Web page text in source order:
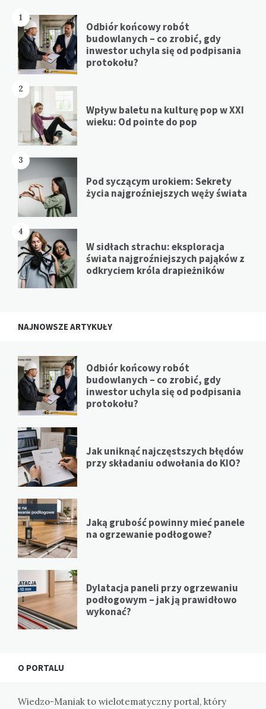
1
Odbiór końcowy robót
budowlanych – co zrobić, gdy
inwestor uchyla się od podpisania
protokołu?
2
Wpływ baletu na kulturę pop w XXI
wieku: Od pointe do pop
3
Pod syczącym urokiem: Sekrety
życia najgroźniejszych węży świata
4
W sidłach strachu: eksploracja
świata najgroźniejszych pająków z
odkryciem króla drapieżników
NAJNOWSZE ARTYKUŁY
Odbiór końcowy robót
budowlanych – co zrobić, gdy
inwestor uchyla się od podpisania
protokołu?
Jak uniknąć najczęstszych błędów
przy składaniu odwołania do KIO?
Jaką grubość powinny mieć panele
na ogrzewanie podłogowe?
Dylatacja paneli przy ogrzewaniu
podłogowym – jak ją prawidłowo
wykonać?
O PORTALU
Wiedzo-Maniak to wielotematyczny portal, który